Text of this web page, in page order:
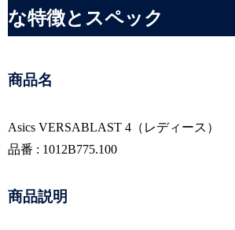
な特徴とスペック
商品名
Asics VERSABLAST 4（レディース）
品番 : 1012B775.100
商品説明